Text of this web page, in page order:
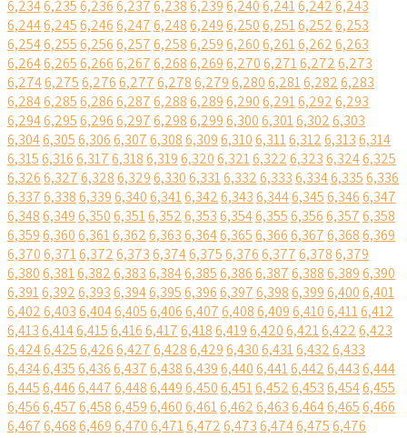
6,2346,2356,2366,2376,2386,2396,2406,2416,2426,243
6,2446,2456,2466,2476,2486,2496,2506,2516,2526,253
6,2546,2556,2566,2576,2586,2596,2606,2616,2626,263
6,2646,2656,2666,2676,2686,2696,2706,2716,2726,273
6,2746,2756,2766,2776,2786,2796,2806,2816,2826,283
6,2846,2856,2866,2876,2886,2896,2906,2916,2926,293
6,2946,2956,2966,2976,2986,2996,3006,3016,3026,303
6,3046,3056,3066,3076,3086,3096,3106,3116,3126,3136,314
6,3156,3166,3176,3186,3196,3206,3216,3226,3236,3246,325
6,3266,3276,3286,3296,3306,3316,3326,3336,3346,3356,336
6,3376,3386,3396,3406,3416,3426,3436,3446,3456,3466,347
6,3486,3496,3506,3516,3526,3536,3546,3556,3566,3576,358
6,3596,3606,3616,3626,3636,3646,3656,3666,3676,3686,369
6,3706,3716,3726,3736,3746,3756,3766,3776,3786,379
6,3806,3816,3826,3836,3846,3856,3866,3876,3886,3896,390
6,3916,3926,3936,3946,3956,3966,3976,3986,3996,4006,401
6,4026,4036,4046,4056,4066,4076,4086,4096,4106,4116,412
6,4136,4146,4156,4166,4176,4186,4196,4206,4216,4226,423
6,4246,4256,4266,4276,4286,4296,4306,4316,4326,433
6,4346,4356,4366,4376,4386,4396,4406,4416,4426,4436,444
6,4456,4466,4476,4486,4496,4506,4516,4526,4536,4546,455
6,4566,4576,4586,4596,4606,4616,4626,4636,4646,4656,466
6,4676,4686,4696,4706,4716,4726,4736,4746,4756,476